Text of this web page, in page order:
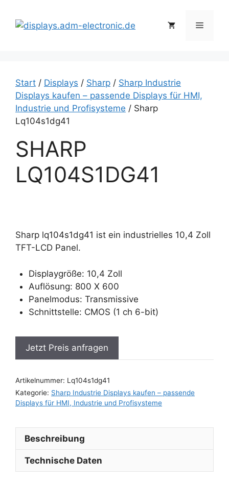
Inhalt
springen
Menü
Start / Displays / Sharp / Sharp Industrie
Displays kaufen – passende Displays für HMI,
Industrie und Profisysteme / Sharp
Lq104s1dg41
SHARP
LQ104S1DG41
Sharp lq104s1dg41 ist ein industrielles 10,4 Zoll
TFT-LCD Panel.
Displaygröße: 10,4 Zoll
Auflösung: 800 X 600
Panelmodus: Transmissive
Schnittstelle: CMOS (1 ch 6-bit)
Jetzt Preis anfragen
Artikelnummer: Lq104s1dg41
Kategorie: Sharp Industrie Displays kaufen – passende
Displays für HMI, Industrie und Profisysteme
Beschreibung
Technische Daten